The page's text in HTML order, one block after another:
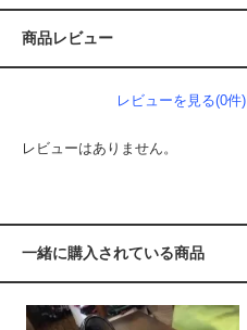
商品レビュー
レビューを見る(0件)
レビューはありません。
一緒に購入されている商品